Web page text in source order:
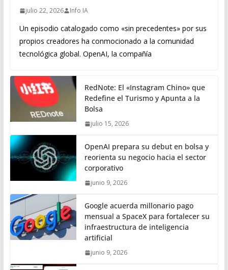
julio 22, 2026 Info IA
Un episodio catalogado como «sin precedentes» por sus
propios creadores ha conmocionado a la comunidad
tecnológica global. OpenAI, la compañía
RedNote: El «Instagram Chino» que
Redefine el Turismo y Apunta a la
Bolsa
julio 15, 2026
OpenAI prepara su debut en bolsa y
reorienta su negocio hacia el sector
corporativo
junio 9, 2026
Google acuerda millonario pago
mensual a SpaceX para fortalecer su
infraestructura de inteligencia
artificial
junio 9, 2026